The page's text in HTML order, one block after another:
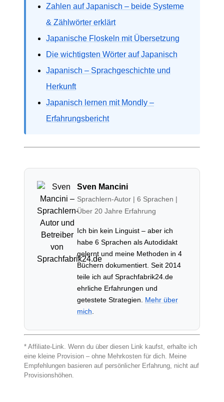
Zahlen auf Japanisch – beide Systeme
& Zählwörter erklärt
Japanische Floskeln mit Übersetzung
Die wichtigsten Wörter auf Japanisch
Japanisch – Sprachgeschichte und
Herkunft
Japanisch lernen mit Mondly –
Erfahrungsbericht
Sven Mancini
Sprachlern-Autor | 6 Sprachen |
Über 20 Jahre Erfahrung
Ich bin kein Linguist – aber ich
habe 6 Sprachen als Autodidakt
gelernt und meine Methoden in 4
Büchern dokumentiert. Seit 2014
teile ich auf Sprachfabrik24.de
ehrliche Erfahrungen und
getestete Strategien. Mehr über
mich
* Affiliate-Link. Wenn du über diesen Link kaufst, erhalte ich
eine kleine Provision – ohne Mehrkosten für dich. Meine
Empfehlungen basieren auf persönlicher Erfahrung, nicht auf
Provisionshöhen.